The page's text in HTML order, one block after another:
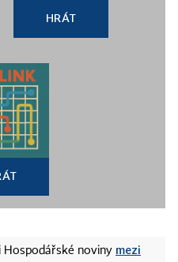
HRÁT
Hospodářské noviny mezi